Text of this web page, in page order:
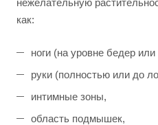
нежелательную
как:
ноги (на уровне бедер или
руки (полностью или до
интимные зоны,
область подмышек,